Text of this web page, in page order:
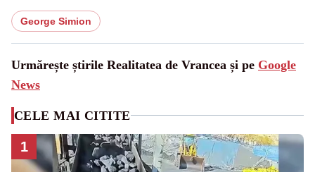
George Simion
Urmărește știrile Realitatea de Vrancea și pe Google
News
CELE MAI CITITE
1